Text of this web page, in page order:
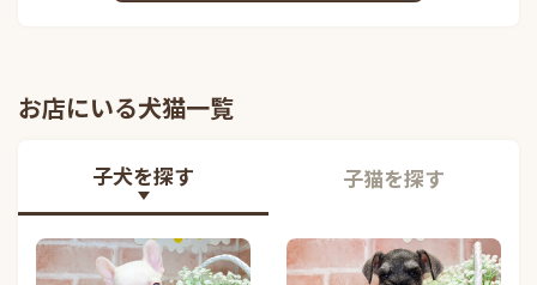
お店にいる犬猫一覧
子犬を探す 子猫を探す